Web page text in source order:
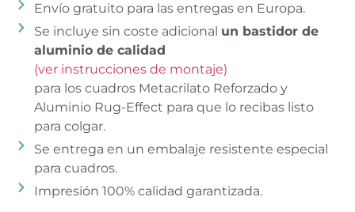
Envío gratuito para las entregas en Europa.
Se incluye sin coste adicional un bastidor de
aluminio de calidad
(ver instrucciones de montaje)
para los cuadros Metacrilato Reforzado y
Aluminio Rug-Effect para que lo recibas listo
para colgar.
Se entrega en un embalaje resistente especial
para cuadros.
Impresión 100% calidad garantizada.